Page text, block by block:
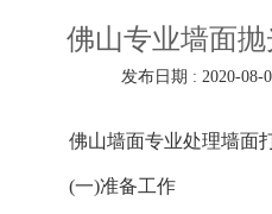
佛山专业墙面
发布日期 : 2020-08-
佛山墙面专业处理墙面
(一)准备工作